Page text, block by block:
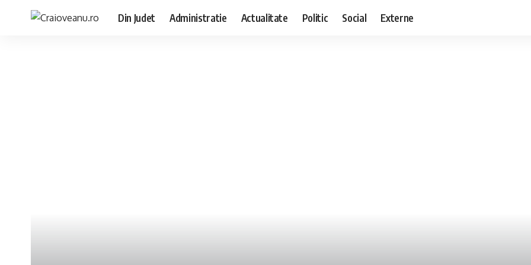
Din Judet Administratie Actualitate Politic Social Externe